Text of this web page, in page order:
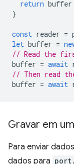
return buffer
}
const reader =
let buffer =
// Read the
buffer = await
// Then read
buffer = await
Gravar em
Para enviar
dados para